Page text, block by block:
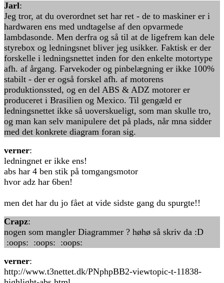
Jarl:
Jeg tror, at du overordnet set har ret - de to maskiner er i
hardwaren ens med undtagelse af den opvarmede
lambdasonde. Men derfra og så til at de ligefrem kan dele
styrebox og ledningsnet bliver jeg usikker. Faktisk er der
forskelle i ledningsnettet inden for den enkelte motortype
afh. af årgang. Farvekoder og pinbelægning er ikke 100%
stabilt - der er også forskel afh. af motorens
produktionssted, og en del ABS & ADZ motorer er
produceret i Brasilien og Mexico. Til gengæld er
ledningsnettet ikke så uoverskueligt, som man skulle tro,
og man kan selv manipulere det på plads, når mna sidder
med det konkrete diagram foran sig.
verner:
ledningnet er ikke ens!
abs har 4 ben stik på tomgangsmotor
hvor adz har 6ben!
men det har du jo fået at vide sidste gang du spurgte!!
Crapz:
nogen som mangler Diagrammer ? høhø så skriv da :D
:oops: :oops: :oops:
verner:
http://www.t3nettet.dk/PNphpBB2-viewtopic-t-11838-